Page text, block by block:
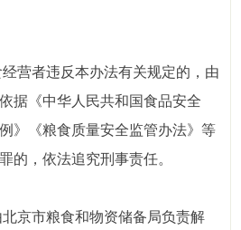
营者违反本办法有关规定的，由
据《中华人民共和国食品安全
》《粮食质量安全监管办法》等
的，依法追究刑事责任。
京市粮食和物资储备局负责解